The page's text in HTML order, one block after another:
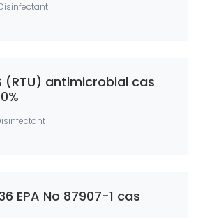
(RTU) antimicrobial cas
EPA No 87907-1 cas